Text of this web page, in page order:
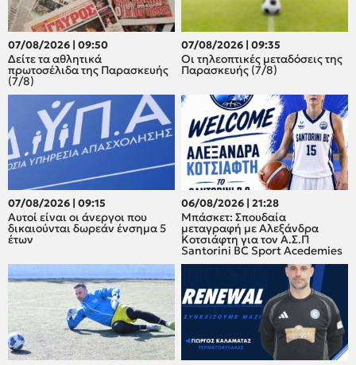
07/08/2026 | 09:50
Δείτε τα αθλητικά
πρωτοσέλιδα της Παρασκευής
(7/8)
07/08/2026 | 09:35
Οι τηλεοπτικές μεταδόσεις της
Παρασκευής (7/8)
07/08/2026 | 09:15
Αυτοί είναι οι άνεργοι που
δικαιούνται δωρεάν ένσημα 5
έτων
06/08/2026 | 21:28
Μπάσκετ: Σπουδαία
μεταγραφή με Αλεξάνδρα
Κοτσιάφτη για τον A.Σ.Π
Santorini BC Sport Acedemies